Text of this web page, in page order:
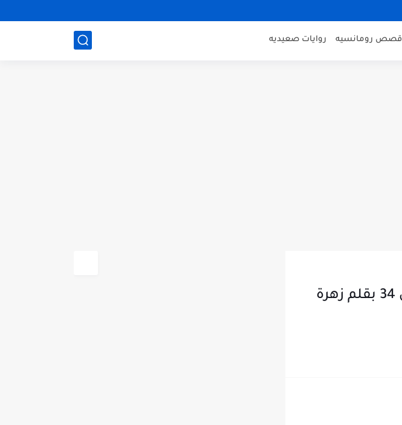
قصص رومانسيه روايات صعيديه
رواية عهد الاسود الجزء الثاني الفصل الرابع والثلاثون 34 بقلم زهرة